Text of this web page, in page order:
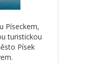
Píseckem,
turistickou
Písek